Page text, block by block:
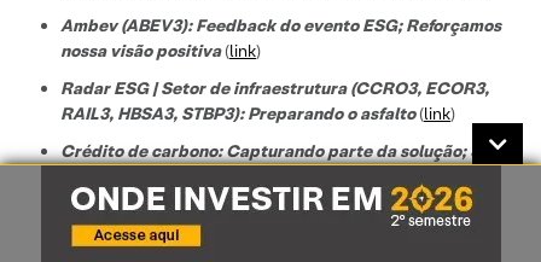
Ambev (ABEV3): Feedback do evento ESG; Reforçamos
nossa visão positiva(link)
Radar ESG | Setor de infraestrutura (CCRO3, ECOR3,
RAIL3, HBSA3, STBP3): Preparando o asfalto(link)
Crédito de carbono: Capturando parte da solução; 5
Radar ESG | Incorporadoras de Imóveis Residenciais
Populares: Construindo os andares ESG